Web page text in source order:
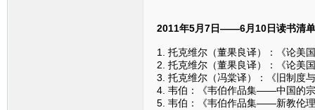
2011年5月7日——6月10日读书清
1. 托克维尔（董果良译）：《论美
2. 托克维尔（董果良译）：《论美
3. 托克维尔（冯棠译）：《旧制度
4. 韦伯：《韦伯作品集——中国的
5. 韦伯：《韦伯作品集——新教伦